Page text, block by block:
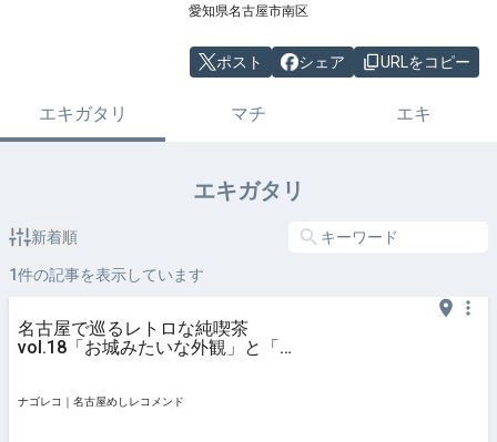
愛知県名古屋市南区
ポスト シェア URLをコピー
エキガタリ マチ エキ
エキガタリ
新着順
1件の記事を表示しています
名古屋で巡るレトロな純喫茶
vol.18「お城みたいな外観」と「ホ
ナゴレコ｜名古屋めしレコメンド